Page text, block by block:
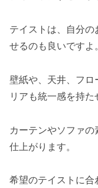
テイストは、自分
せるのも良いですよ
壁紙や、天井、フ
リアも統一感を持た
カーテンやソファ
仕上がります。
希望のテイストに合